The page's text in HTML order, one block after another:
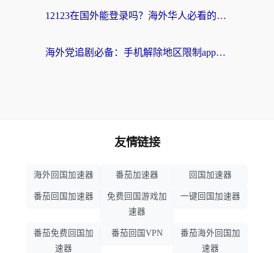
12123在国外能登录吗？海外华人必看的回国加速实用指南
海外党追剧必备：手机解除地区限制app怎么选？解决央视视频&国内剧地区限制全指南
友情链接
海外回国加速器 番茄加速器 回国加速器
番茄回国加速器
免费回国游戏加
速器
一键回国加速器
番茄免费回国加
速器
番茄回国VPN
番茄海外回国加
速器